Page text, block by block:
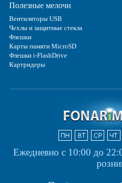
Полезные мелочи
Вентиляторы USB
Чехлы и защитные стекла
Флешки
Карты памяти MicroSD
Флешки i-FlashDrive
Картридеры
Ежедневно с 10:00 до